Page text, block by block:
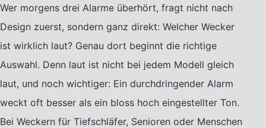
Wer morgens drei Alarme überhört, fragt nicht nach
Design zuerst, sondern ganz direkt: Welcher Wecker
ist wirklich laut? Genau dort beginnt die richtige
Auswahl. Denn laut ist nicht bei jedem Modell gleich
laut, und noch wichtiger: Ein durchdringender Alarm
weckt oft besser als ein bloss hoch eingestellter Ton.
Bei Weckern für Tiefschläfer, Senioren oder Menschen